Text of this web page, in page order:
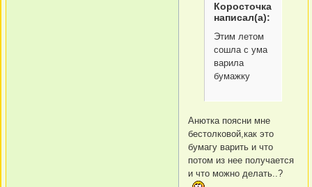
Коросточка
написал(а):
Этим летом
сошла с ума
варила
бумажку
Анютка поясни мне
бестолковой,как это
бумагу варить и что
потом из нее получается
и что можно делать..?